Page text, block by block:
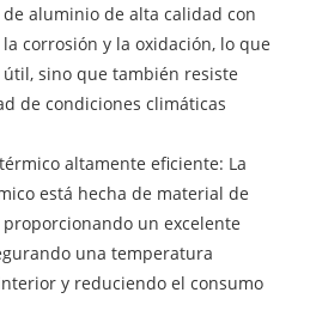
aluminio de alta calidad con
corrosión y la oxidación, lo que
sino que también resiste
de condiciones climáticas
altamente eficiente: La
está hecha de material de
un excelente
una temperatura
y reduciendo el consumo